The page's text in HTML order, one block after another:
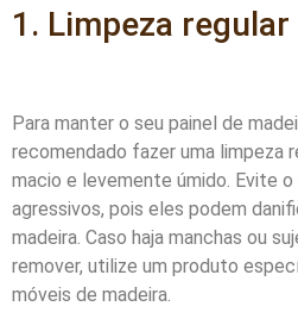
1. Limpeza regular
Para manter o seu painel de
recomendado fazer uma limpeza
macio e levemente úmido. Evite
agressivos, pois eles podem
madeira. Caso haja manchas ou
remover, utilize um produto
móveis de madeira.